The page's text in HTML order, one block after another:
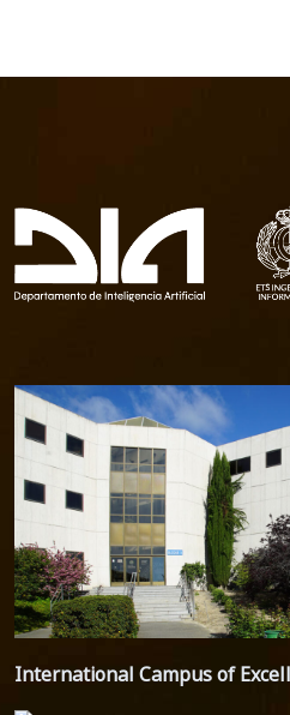
International Campus of